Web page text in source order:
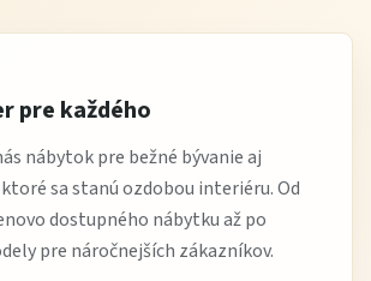
nábytku od spoľahlivých výrobcov
cena / výkon
až po dodaní podľa podmienok
pre každého
nábytok pre bežné bývanie aj
sa stanú ozdobou interiéru. Od
dostupného nábytku až po
pre náročnejších zákazníkov.